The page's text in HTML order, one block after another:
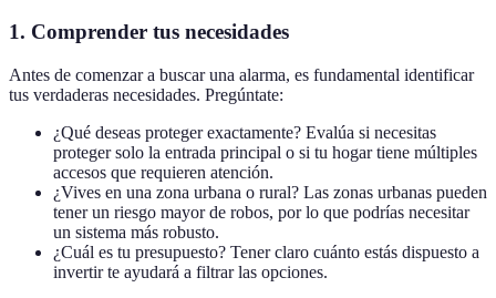
1. Comprender tus necesidades
Antes de comenzar a buscar una alarma, es fundamental identificar
tus verdaderas necesidades. Pregúntate:
¿Qué deseas proteger exactamente? Evalúa si necesitas
proteger solo la entrada principal o si tu hogar tiene múltiples
accesos que requieren atención.
¿Vives en una zona urbana o rural? Las zonas urbanas pueden
tener un riesgo mayor de robos, por lo que podrías necesitar
un sistema más robusto.
¿Cuál es tu presupuesto? Tener claro cuánto estás dispuesto a
invertir te ayudará a filtrar las opciones.